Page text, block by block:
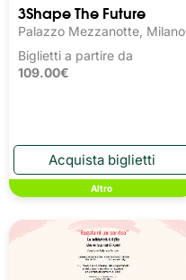
3Shape The Future
Palazzo Mezzanotte, Milano
Biglietti a partire da
109.00€
Altro